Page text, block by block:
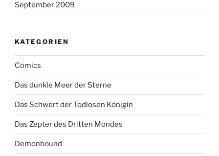
September 2009
KATEGORIEN
Comics
Das dunkle Meer der Sterne
Das Schwert der Todlosen Königin
Das Zepter des Dritten Mondes
Demonbound